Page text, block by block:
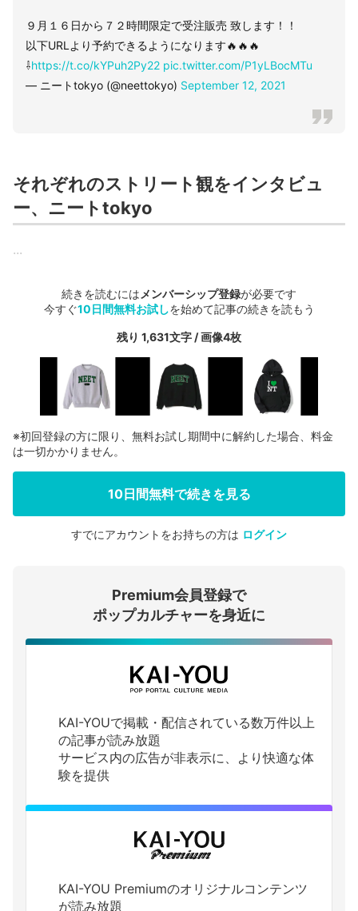
９月１６日から７２時間限定で受注販売 致します！！
以下URLより予約できるようになります🔥🔥🔥
⇩https://t.co/kYPuh2Py22 pic.twitter.com/P1yLBocMTu
— ニートtokyo (@neettokyo) September 12, 2021
それぞれのストリート観をインタビュ
ー、ニートtokyo
...
続きを読むには メンバーシップ登録が必要です
今すぐ10日間無料お試しを始めて記事の続きを読もう
残り 1,631文字 / 画像4枚
会員登録する
ログインする
※初回登録の方に限り、無料お試し期間中に解約した場合、料金
は一切かかりません。
10日間無料で続きを見る
すでにアカウントをお持ちの方は ログイン
Premium会員登録で
ポップカルチャーを身近に
KAI-YOUで掲載・配信されている数万件以上
の記事が読み放題
サービス内の広告が非表示に、より快適な体
験を提供
KAI-YOU Premiumのオリジナルコンテンツ
が読み放題